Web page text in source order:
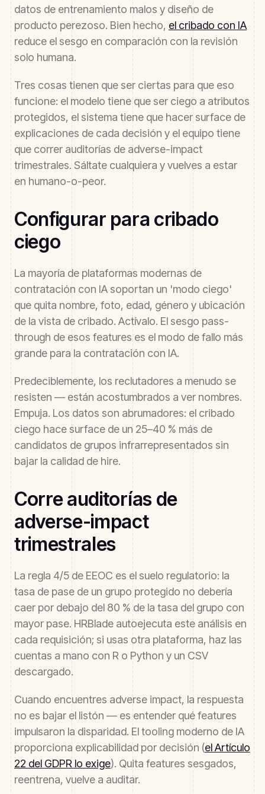
datos de entrenamiento malos y diseño de
producto perezoso. Bien hecho, el cribado con IA
reduce el sesgo en comparación con la revisión
solo humana.
Tres cosas tienen que ser ciertas para que eso
funcione: el modelo tiene que ser ciego a atributos
protegidos, el sistema tiene que hacer surface de
explicaciones de cada decisión y el equipo tiene
que correr auditorías de adverse-impact
trimestrales. Sáltate cualquiera y vuelves a estar
en humano-o-peor.
Configurar para cribado
ciego
La mayoría de plataformas modernas de
contratación con IA soportan un 'modo ciego'
que quita nombre, foto, edad, género y ubicación
de la vista de cribado. Actívalo. El sesgo pass-
through de esos features es el modo de fallo más
grande para la contratación con IA.
Predeciblemente, los reclutadores a menudo se
resisten — están acostumbrados a ver nombres.
Empuja. Los datos son abrumadores: el cribado
ciego hace surface de un 25–40 % más de
candidatos de grupos infrarrepresentados sin
bajar la calidad de hire.
Corre auditorías de
adverse-impact
trimestrales
La regla 4/5 de EEOC es el suelo regulatorio: la
tasa de pase de un grupo protegido no debería
caer por debajo del 80 % de la tasa del grupo con
mayor pase. HRBlade autoejecuta este análisis en
cada requisición; si usas otra plataforma, haz las
cuentas a mano con R o Python y un CSV
descargado.
Cuando encuentres adverse impact, la respuesta
no es bajar el listón — es entender qué features
impulsaron la disparidad. El tooling moderno de IA
proporciona explicabilidad por decisión (el Artículo
22 del GDPR lo exige). Quita features sesgados,
reentrena, vuelve a auditar.